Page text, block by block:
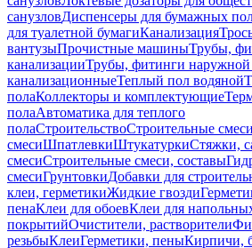
санузловДиспенсеры для бумажных
для туалетной бумагиКанализация
вантузыПрочистные машиныТрубы,
канализацииТрубы, фитинги наружной
канализационныеТеплый пол водяной
полаКоллекторы и комплектующие
полаАвтоматика для теплого
полаСтроительствоСтроительные
смесиШпатлевкиШтукатуркиСтяжки,
смесиСтроительные смеси, составы
смесиГрунтовкиДобавки для
клеи, герметикиЖидкие гвозди
пенаКлеи для обоевКлеи для
покрытийОчистители, растворители
резьбыКлеиГерметики, пеныКирпичи,